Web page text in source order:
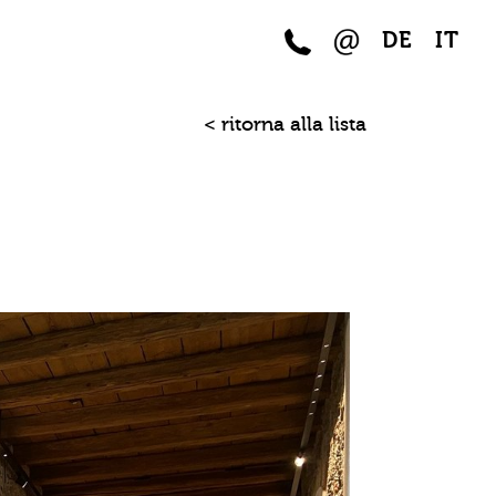
DE IT
< ritorna alla lista